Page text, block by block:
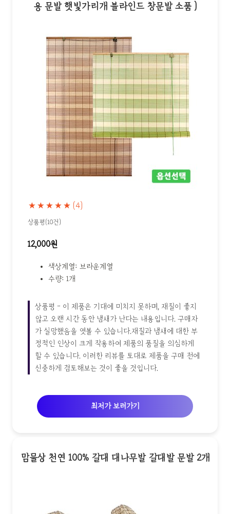
용 문발 햇빛가리개 블라인드 창문발 소품 )
★★★★★ (4)
상품평(10건)
12,000원
색상계열: 브라운계열
수량: 1개
상품평 - 이 제품은 기대에 미치지 못하며, 재질이 좋지
않고 오랜 시간 동안 냄새가 난다는 내용입니다. 구매자
가 실망했음을 엿볼 수 있습니다.재질과 냄새에 대한 부
정적인 인상이 크게 작용하여 제품의 품질을 의심하게
할 수 있습니다. 이러한 리뷰를 토대로 제품을 구매 전에
신중하게 검토해보는 것이 좋을 것입니다.
최저가 보러가기
맘물상 천연 100% 갈대 대나무발 갈대발 문발 2개